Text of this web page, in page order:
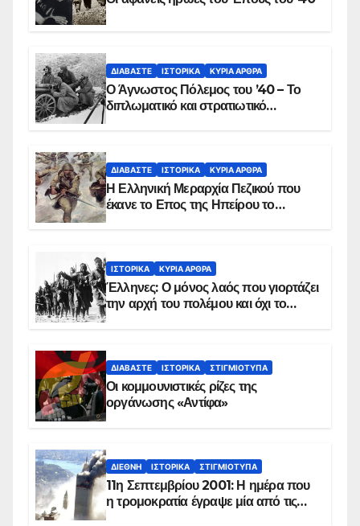
ΔΙΑΒΆΣΤΕ ΙΣΤΟΡΙΚΆ ΚΥΡΙΑ ΑΡΘΡΑ
Ο Άγνωστος Πόλεμος του ’40 – Το
διπλωματικό και στρατιωτικό
ΔΙΑΒΆΣΤΕ ΙΣΤΟΡΙΚΆ ΚΥΡΙΑ ΑΡΘΡΑ
Η Ελληνική Μεραρχία Πεζικού που
έκανε το Επος της Ηπείρου το
ΙΣΤΟΡΙΚΆ ΚΥΡΙΑ ΑΡΘΡΑ
Έλληνες: Ο μόνος λαός που γιορτάζει
την αρχή του πολέμου και όχι το
ΔΙΑΒΆΣΤΕ ΙΣΤΟΡΙΚΆ ΣΤΙΓΜΙΌΤΥΠΑ
Οι κομμουνιστικές ρίζες της
οργάνωσης «Αντίφα»
ΔΙΕΘΝΉ ΙΣΤΟΡΙΚΆ ΣΤΙΓΜΙΌΤΥΠΑ
11η Σεπτεμβρίου 2001: Η ημέρα που
η τρομοκρατία έγραψε μία από τις